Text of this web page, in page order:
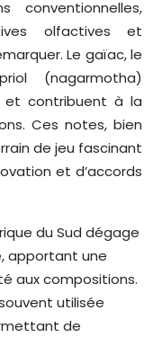
conventionnelles,
olfactives et
Le gaïac, le
(nagarmotha)
et contribuent à la
Ces notes, bien
de jeu fascinant
et d’accords
du Sud dégage
apportant une
aux compositions.
utilisée
de